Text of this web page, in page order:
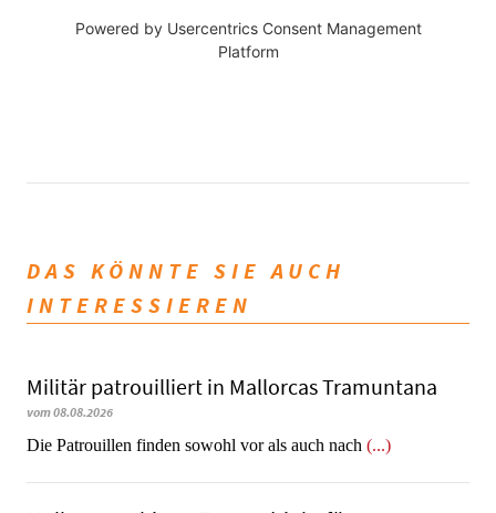
Powered by Usercentrics Consent Management
Platform
DAS KÖNNTE SIE AUCH
INTERESSIEREN
Militär patrouilliert in Mallorcas Tramuntana
vom 08.08.2026
Die Patrouillen finden sowohl vor als auch nach (...)